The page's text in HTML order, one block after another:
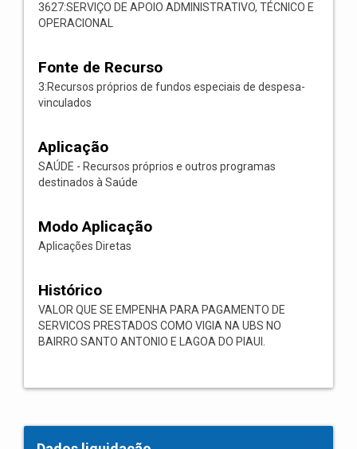
3627:SERVIÇO DE APOIO ADMINISTRATIVO, TÉCNICO E
OPERACIONAL
Fonte de Recurso
3:Recursos próprios de fundos especiais de despesa-
vinculados
Aplicação
SAÚDE - Recursos próprios e outros programas
destinados à Saúde
Modo Aplicação
Aplicações Diretas
Histórico
VALOR QUE SE EMPENHA PARA PAGAMENTO DE
SERVICOS PRESTADOS COMO VIGIA NA UBS NO
BAIRRO SANTO ANTONIO E LAGOA DO PIAUI.